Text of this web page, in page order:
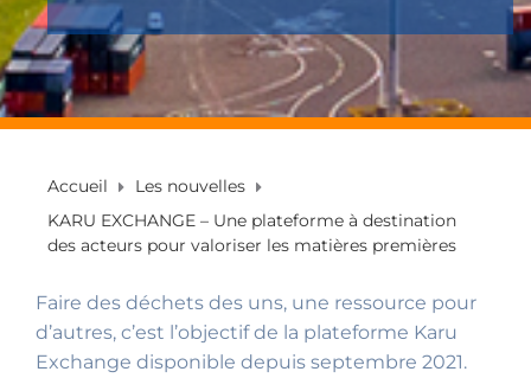
Accueil
Les nouvelles
KARU EXCHANGE – Une plateforme à destination
des acteurs pour valoriser les matières premières
Faire des déchets des uns, une ressource pour
d’autres, c’est l’objectif de la plateforme Karu
Exchange disponible depuis septembre 2021.